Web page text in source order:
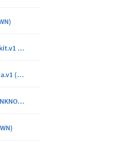
HaeElaintenpitajanVapaatMerkit.v1 (UNKNOWN)
TalletaKayttoonottoTapahtuma.v1 (UNKNOWN)
HaeLoytymisTapahtuma.v1 (UNKNOWN)